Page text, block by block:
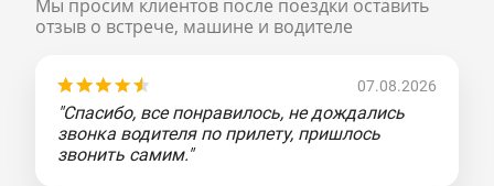
Мы просим клиентов после поездки оставить
отзыв о встрече, машине и водителе
07.08.2026
"Спасибо, все понравилось, не дождались
звонка водителя по прилету, пришлось
звонить самим."